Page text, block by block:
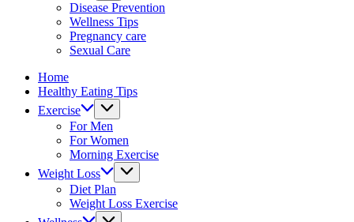
Disease Prevention
Wellness Tips
Pregnancy care
Sexual Care
Home
Healthy Eating Tips
Exercise
For Men
For Women
Morning Exercise
Weight Loss
Diet Plan
Weight Loss Exercise